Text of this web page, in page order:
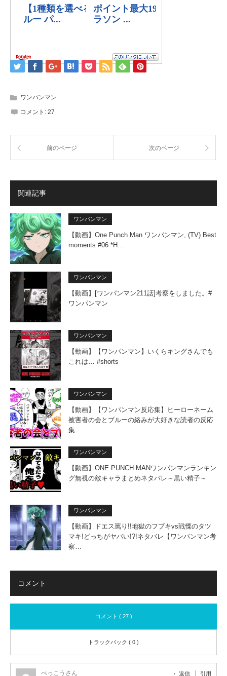
ワンパンマン
コメント: 27
前のページ 次のページ
関連記事
ワンパンマン
【動画】One Punch Man ワンパンマン, (TV) Best
moments #06 *H…
ワンパンマン
【動画】[ワンパンマン211話]考察をしました。#
ワンパンマン
ワンパンマン
【動画】【ワンパンマン】いくらキングさんでも
これは… #shorts
ワンパンマン
【動画】【ワンパンマン反応集】ヒーローネーム
被害者の会とブルーの絡みが大好きな読者の反応
集
ワンパンマン
【動画】ONE PUNCH MANワンパンマンランキン
グ無視の敵キャラまとめネタバレ～黒い精子～
ワンパンマン
【動画】ドエス罵り!!地獄のフブキvs戦慄のタツ
マキ!どっちがヤバい!?!ネタバレ【ワンパンマン考
察…
コメント
コメント ( 27 )
トラックバック ( 0 )
べっこうさん 返信 引用